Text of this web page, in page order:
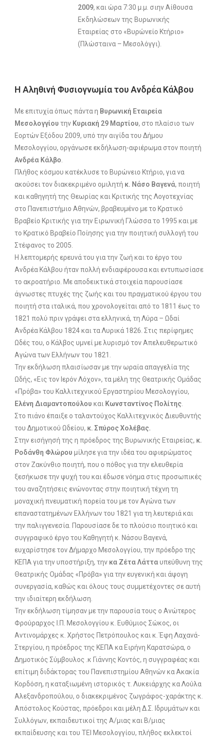
2009, και ώρα 7:30 μ.μ. σιην Αίθουσα
Εκδηλώσεων της Βυρωνικής
Εταιρείας στο «Βυρώνείο Κτήριο»
(Πλώσταινα – Μεσολόγγι).
Η Αληθινή Φυσιογνωμία του Ανδρέα Κάλβου
Με επιτυχία όπως πάντα η Βυρωνική Εταιρεία
Μεσολογγίου την Κυριακή 29 Μαρτίου, στο πλαίσιο των
Εορτών Εξόδου 2009, υπό την αιγίδα του Δήμου
Μεσολογγίου, οργάνωσε εκδήλωση-αφιέρωμα στον ποιητή
Ανδρέα Κάλβο
Πλήθος κόσμου κατέκλυσε το Βυρώνειο Κτήριο, για να
ακούσει τον διακεκριμένο ομιλητή κ. Νάσο Βαγενά, ποιητή
και καθηγητή της Θεωρίας και Κριτικής της Λογοτεχνίας
στο Πανεπιστήμιο Αθηνών, βραβευμένο με το Κρατικό
Βραβείο Κριτικής για την Ειρωνική Γλώσσα το 1995 και με
το Κρατικό Βραβείο Ποίησης για την ποιητική συλλογή του
Στέφανος το 2005.
Η λεπτομερής ερευνά του για την ζωή και το έργο του
Ανδρέα Κάλβου ήταν πολλή ενδιαφέρουσα και εντυπωσίασε
το ακροατήριο. Με αποδεικτικά στοιχεία παρουσίασε
άγνωστες πτυχές της ζωής και του πραγματικού έργου του
ποιητή στα ιταλικά, που χρονολογείται από το 1811 έως το
1821 πολύ πριν γράψει στα ελληνικά, τη Λύρα – Ωδαί
Ανδρέα Κάλβου 1824 και τα Λυρικά 1826. Στις περίφημες
Ωδές του, ο Κάλβος υμνεί με λυρισμό τον Απελευθερωτικό
Αγώνα των Ελλήνων του 1821.
Την εκδήλωση πλαισίωσαν με την ωραία απαγγελία της
Ωδής, «Εις τον Ιερόν Λόχον», τα μέλη της Θεατρικής Ομάδας
«Πρόβα» του Καλλιτεχνικού Εργαστηρίου Μεσολογγίου,
Ελένη Διαμαντοπούλου και Κωνσταντίνος Πολίτης
Στο πιάνο έπαιξε ο ταλαντούχος Καλλιτεχνικός Διευθυντής
του Δημοτικού Ωδείου, κ. Σπύρος Χολέβας.
Στην εισήγησή της η πρόεδρος της Βυρωνικής Εταιρείας, κ.
Ροδάνθη Φλώρου μίλησε για την ιδέα του αφιερώματος
στον Ζακύνθιο ποιητή, που ο πόθος για την ελευθερία
ξεσήκωσε την ψυχή του και έδωσε νόημα στις προσωπικές
του αναζητήσεις ενώνοντας στην ποιητική τέχνη τη
μοναχική πνευματική πορεία του με τον Αγώνα των
επαναστατημένων Ελλήνων του 1821 για τη λευτεριά και
την παλιγγενεσία. Παρουσίασε δε το πλούσιο ποιητικό και
συγγραφικό έργο του Καθηγητή κ. Νάσου Βαγενά,
ευχαρίστησε τον Δήμαρχο Μεσολογγίου, την πρόεδρο της
ΚΕΠΑ για την υποστήριξη, την κα Ζέτα Λάτταυπεύθυνη της
Θεατρικής Ομάδας «Πρόβα» για την ευγενική και άψογη
συνεργασία, καθώς και όλους τους συμμετέχοντες σε αυτή
την ιδιαίτερη εκδήλωση.
Την εκδήλωση τίμησαν με την παρουσία τους ο Ανώτερος
Φρούραρχος Ι.Π. Μεσολογγίου κ. Ευθύμιος Σώκος, οι
Αντινομάρχες κ. Χρήστος Πετρόπουλος και κ. Έφη Λαχανά-
Στεργίου, η πρόεδρος της ΚΕΠΑ κα Ειρήνη Καρατσώρα, ο
Δημοτικός Σύμβουλος .κ Γιάννης Κοντός, η συγγραφέας και
επίτιμη διδάκτορας του Πανεπιστημίου Αθηνών κα Ακακία
Κορδόση, η καταξιωμένη ιστορικός τ. Λυκειάρχης κα Λούλα
Αλεξανδροπούλου, ο διακεκριμένος ζωγράφος-χαράκτης κ.
Απόστολος Κούστας, πρόεδροι και μέλη Δ.Σ. Ιδρυμάτων και
Συλλόγων, εκπαιδευτικοί της Α/μιας και Β/μιας
εκπαίδευσης και του ΤΕΙ Μεσολογγίου, πλήθος εκλεκτοί